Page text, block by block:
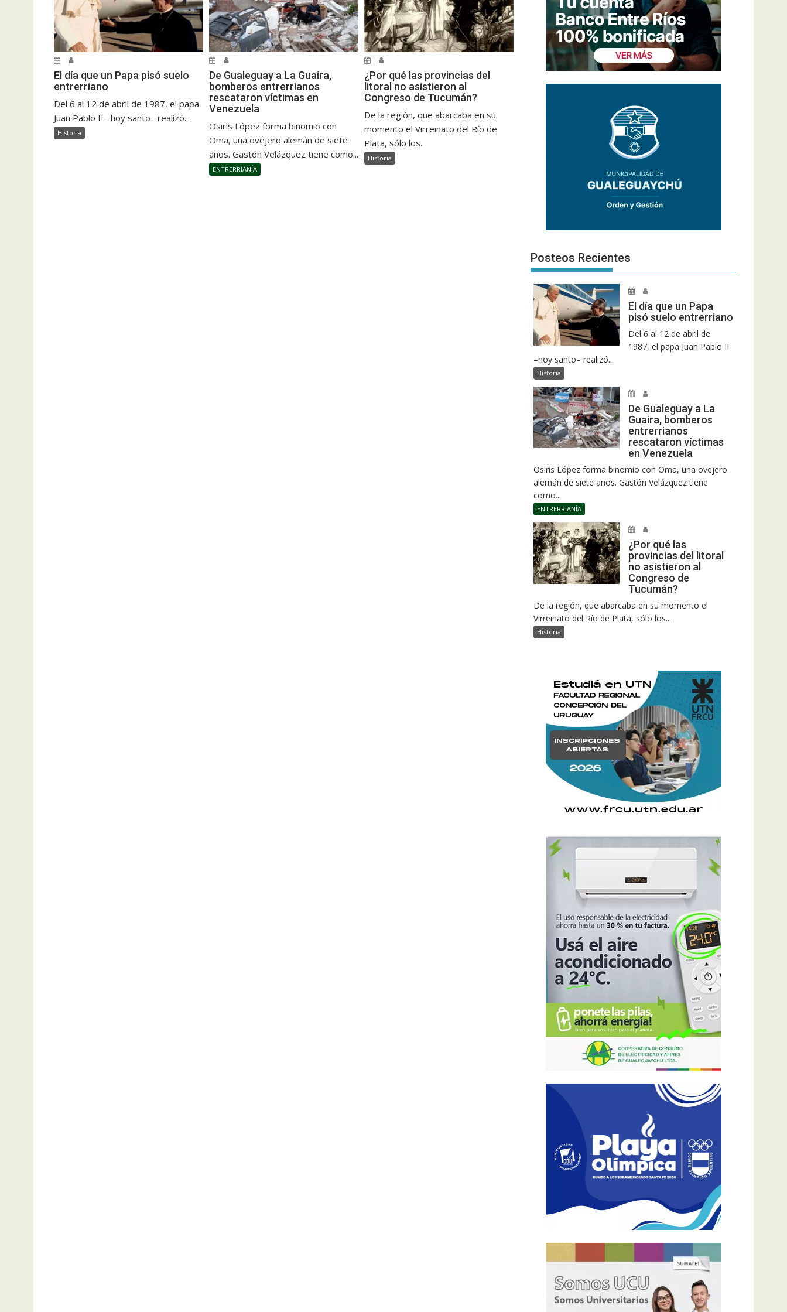
El día que un Papa pisó suelo
entrerriano
Del 6 al 12 de abril de 1987, el papa
Juan Pablo II –hoy santo– realizó...
Historia
De Gualeguay a La Guaira,
bomberos entrerrianos
rescataron víctimas en
Venezuela
Osiris López forma binomio con
Oma, una ovejero alemán de siete
años. Gastón Velázquez tiene como...
ENTRERRIANÍA
¿Por qué las provincias del
litoral no asistieron al
Congreso de Tucumán?
De la región, que abarcaba en su
momento el Virreinato del Río de
Plata, sólo los...
Historia
Posteos Recientes
El día que un Papa
pisó suelo entrerriano
Del 6 al 12 de abril de
1987, el papa Juan Pablo II
–hoy santo– realizó...
Historia
De Gualeguay a La
Guaira, bomberos
entrerrianos
rescataron víctimas
en Venezuela
Osiris López forma binomio con Oma, una ovejero
alemán de siete años. Gastón Velázquez tiene
como...
ENTRERRIANÍA
¿Por qué las
provincias del litoral
no asistieron al
Congreso de
Tucumán?
De la región, que abarcaba en su momento el
Virreinato del Río de Plata, sólo los...
Historia